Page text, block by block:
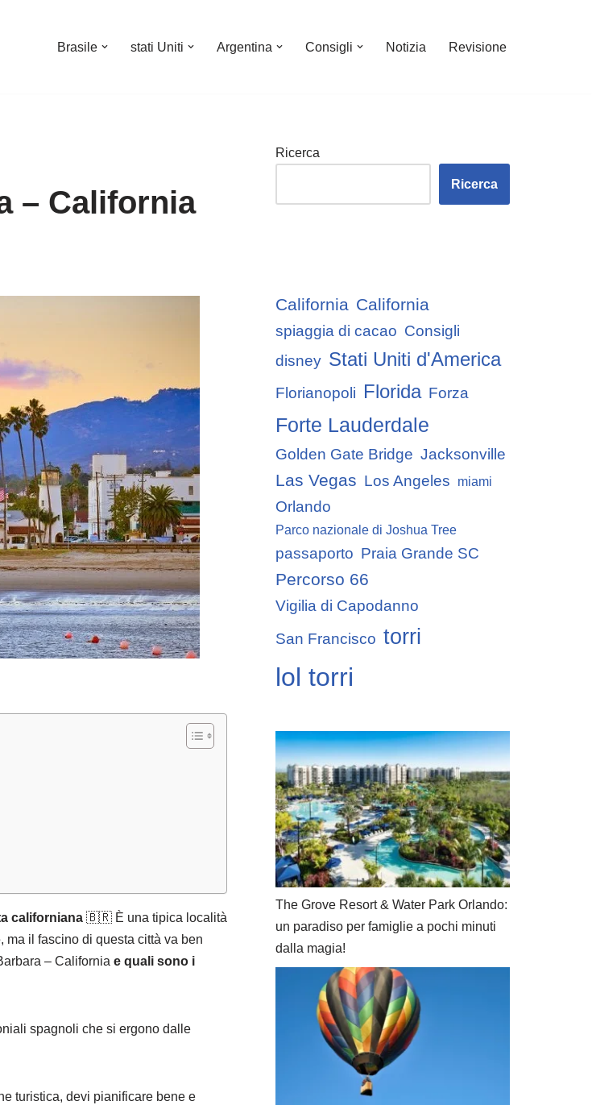
Brasile stati Uniti Argentina Consigli Notizia Revisione
– California
californiana 🇧🇷 È una tipica località
il fascino di questa città va ben
– California e quali sono i
spagnoli che si ergono dalle
turistica, devi pianificare bene e
Ricerca
Ricerca
California California
spiaggia di cacao Consigli
disney Stati Uniti d'America
Florianopoli Florida Forza
Forte Lauderdale
Golden Gate Bridge Jacksonville
Las Vegas Los Angeles miami
Orlando
Parco nazionale di Joshua Tree
passaporto Praia Grande SC
Percorso 66
Vigilia di Capodanno
San Francisco torri
lol torri
The Grove Resort & Water Park Orlando:
un paradiso per famiglie a pochi minuti
dalla magia!